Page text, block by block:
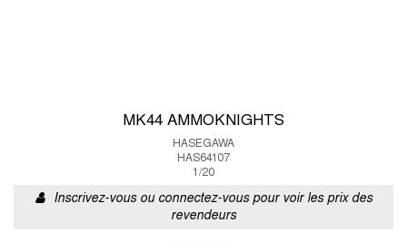
MK44 AMMOKNIGHTS
HASEGAWA
HAS64107
1/20
Inscrivez-vous ou connectez-vous pour voir les prix des
revendeurs